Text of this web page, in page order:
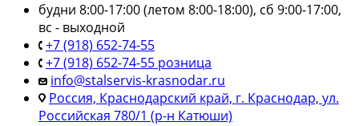
будни 8:00-17:00 (летом 8:00-18:00), сб 9:00-17:00,
вс - выходной
+7 (918) 652-74-55
+7 (918) 652-74-55 розница
info@stalservis-krasnodar.ru
Россия, Краснодарский край, г. Краснодар, ул.
Российская 780/1 (р-н Катюши)